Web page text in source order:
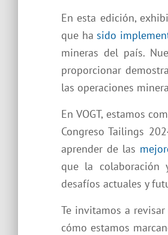
En esta edición,
que hasido
mineras del país.
proporcionar
las operaciones
En VOGT, estamos
Congreso Tailings
aprender de las
que la colaboración
desafíos actuales y
Te invitamos a
cómo estamos